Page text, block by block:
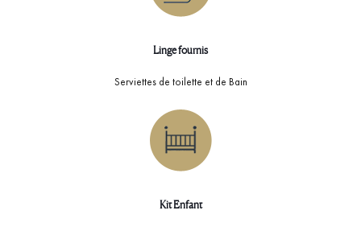
Linge fournis
Serviettes de toilette et de Bain
Kit Enfant